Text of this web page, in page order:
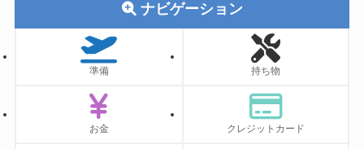
ナビゲーション
準備 持ち物
お金 クレジットカード